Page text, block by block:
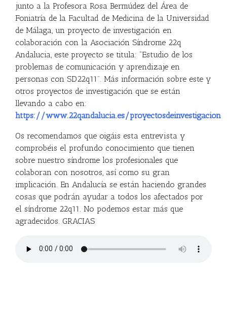
junto a la Profesora Rosa Bermúdez del Área de
Foniatría de la Facultad de Medicina de la Universidad
de Málaga, un proyecto de investigación en
colaboración con la Asociación Síndrome 22q
Andalucia, este proyecto se titula: “Estudio de los
problemas de comunicación y aprendizaje en
personas con SD22q11”. Más información sobre este y
otros proyectos de investigación que se están
llevando a cabo en:
https://www.22qandalucia.es/proyectosdeinvestigacion
Os recomendamos que oigáis esta entrevista y
comprobéis el profundo conocimiento que tienen
sobre nuestro síndrome los profesionales que
colaboran con nosotros, así como su gran
implicación. En Andalucía se están haciendo grandes
cosas que podrán ayudar a todos los afectados por
el síndrome 22q11. No podemos estar más que
agradecidos. GRACIAS